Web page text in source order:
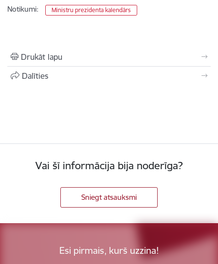
Notikumi: Ministru prezidenta kalendārs
Drukāt lapu
Dalīties
Vai šī informācija bija noderīga?
Sniegt atsauksmi
Esi pirmais, kurš uzzina!